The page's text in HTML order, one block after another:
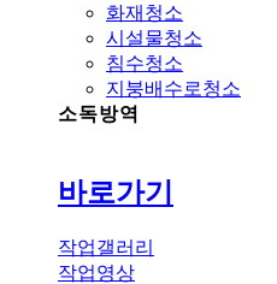
화재청소
시설물청소
침수청소
지붕배수로청소
소독방역
바로가기
작업갤러리
작업영상